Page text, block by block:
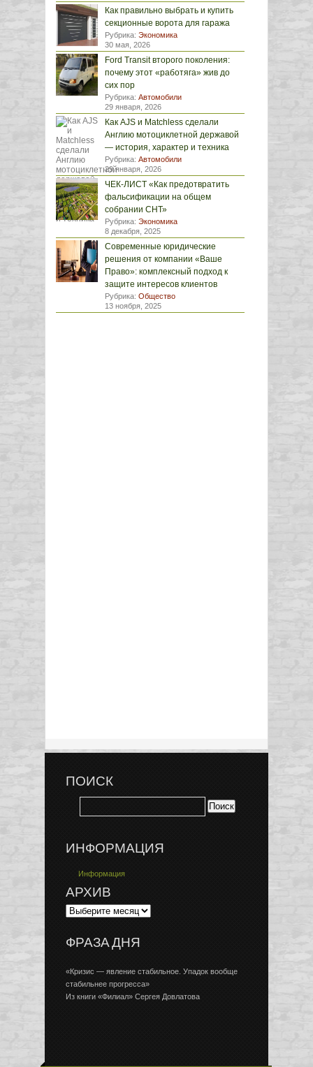
Как правильно выбрать и купить
секционные ворота для гаража
Рубрика: Экономика
30 мая, 2026
Ford Transit второго поколения:
почему этот «работяга» жив до
сих пор
Рубрика: Автомобили
29 января, 2026
Как AJS и Matchless сделали
Англию мотоциклетной державой
— история, характер и техника
Рубрика: Автомобили
29 января, 2026
ЧЕК-ЛИСТ «Как предотвратить
фальсификации на общем
собрании СНТ»
Рубрика: Экономика
8 декабря, 2025
Современные юридические
решения от компании «Ваше
Право»: комплексный подход к
защите интересов клиентов
Рубрика: Общество
13 ноября, 2025
ПОИСК
ИНФОРМАЦИЯ
Информация
АРХИВ
ФРАЗА ДНЯ
«Кризис — явление стабильное. Упадок вообще
стабильнее прогресса»
Из книги «Филиал» Сергея Довлатова